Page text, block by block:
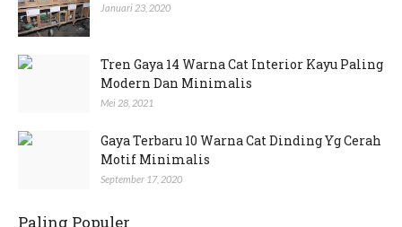
Januari 23, 2020
Tren Gaya 14 Warna Cat Interior Kayu Paling
Modern Dan Minimalis
Mei 28, 2021
Gaya Terbaru 10 Warna Cat Dinding Yg Cerah
Motif Minimalis
September 17, 2020
Paling Populer